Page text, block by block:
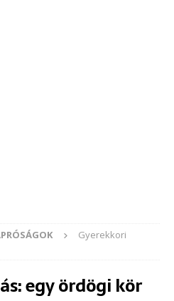
Gyerekkori
egy ördögi kör